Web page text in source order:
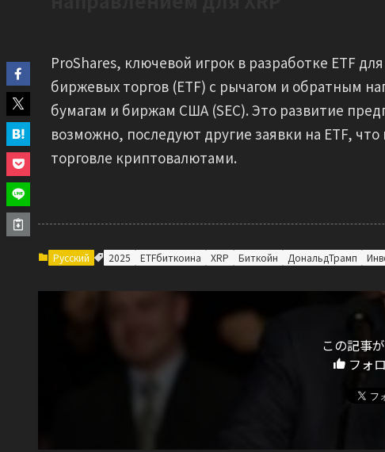
ProShares, ключевой игрок в разработке ETF
биржевых торгов (ETF) с рычагом и обратным
бумагам и биржам США (SEC). Это развитие
возможно, последуют другие заявки на ETF,
торговле криптовалютами.
Русский 2025 ETFбиткоина XRP Биткойн ДональдТрамп
この記事
フォ